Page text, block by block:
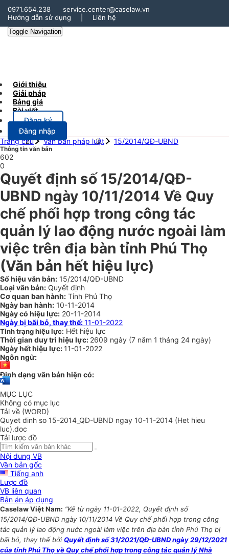
0971.654.238
service.center@caselaw.vn
Hướng dẫn sử dụng
Liên hệ
Toggle Navigation
Giới thiệu
Giải pháp
Bảng giá
Bài viết
Đăng ký
Đăng nhập
Trang chủ
Văn bản pháp luật 15/2014/QĐ-UBND
Thông tin văn bản
602
0
Quyết định số 15/2014/QĐ-
UBND ngày 10/11/2014 Về Quy
chế phối hợp trong công tác
quản lý lao động nước ngoài làm
việc trên địa bàn tỉnh Phú Thọ
(Văn bản hết hiệu lực)
Số hiệu văn bản: 15/2014/QĐ-UBND
Loại văn bản: Quyết định
Cơ quan ban hành: Tỉnh Phú Thọ
Ngày ban hành: 10-11-2014
Ngày có hiệu lực: 20-11-2014
Ngày bị bãi bỏ, thay thế:11-01-2022
Tình trạng hiệu lực: Hết hiệu lực
Thời gian duy trì hiệu lực: 2609 ngày (7 năm 1 tháng 24 ngày)
Ngày hết hiệu lực: 11-01-2022
Ngôn ngữ:
Định dạng văn bản hiện có:
MỤC LỤC
Không có mục lục
Tải về (WORD)
Quyet dinh so 15-2014_QD-UBND ngay 10-11-2014 (Het hieu
luc).doc
Tải lược đồ
Nội dung VB
Văn bản gốc
Tiếng anh
Lược đồ
VB liên quan
Bản án áp dụng
Caselaw Việt Nam: “Kể từ ngày 11-01-2022, Quyết định số
15/2014/QĐ-UBND ngày 10/11/2014 Về Quy chế phối hợp trong công
tác quản lý lao động nước ngoài làm việc trên địa bàn tỉnh Phú Thọ bị
bãi bỏ, thay thế bởi Quyết định số 31/2021/QĐ-UBND ngày 29/12/2021
của tỉnh Phú Thọ về Quy chế phối hợp trong công tác quản lý Nhà